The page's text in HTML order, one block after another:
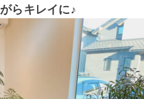
らキレイに♪